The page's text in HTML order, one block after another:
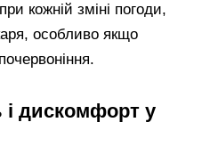
кожній зміні погоди,
особливо якщо
дискомфорт у